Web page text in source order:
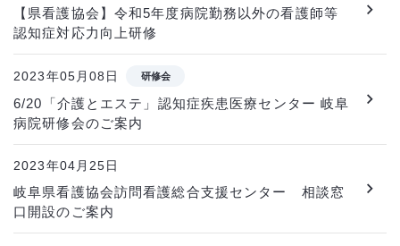
【県看護協会】令和5年度病院勤務以外の看護師等
認知症対応力向上研修
2023年05月08日 研修会
6/20「介護とエステ」認知症疾患医療センター 岐阜
病院研修会のご案内
2023年04月25日
岐阜県看護協会訪問看護総合支援センター 相談窓
口開設のご案内